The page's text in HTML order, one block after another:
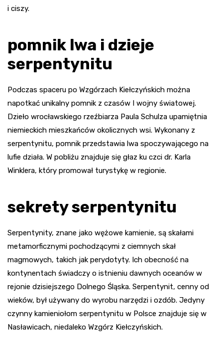
i ciszy.
pomnik lwa i dzieje
serpentynitu
Podczas spaceru po Wzgórzach Kiełczyńskich można
napotkać unikalny pomnik z czasów I wojny światowej.
Dzieło wrocławskiego rzeźbiarza Paula Schulza upamiętnia
niemieckich mieszkańców okolicznych wsi. Wykonany z
serpentynitu, pomnik przedstawia lwa spoczywającego na
lufie działa. W pobliżu znajduje się głaz ku czci dr. Karla
Winklera, który promował turystykę w regionie.
sekrety serpentynitu
Serpentynity, znane jako wężowe kamienie, są skałami
metamorficznymi pochodzącymi z ciemnych skał
magmowych, takich jak perydotyty. Ich obecność na
kontynentach świadczy o istnieniu dawnych oceanów w
rejonie dzisiejszego Dolnego Śląska. Serpentynit, cenny od
wieków, był używany do wyrobu narzędzi i ozdób. Jedyny
czynny kamieniołom serpentynitu w Polsce znajduje się w
Nasławicach, niedaleko Wzgórz Kiełczyńskich.